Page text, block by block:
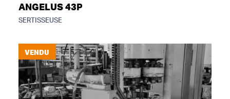
ANGELUS 43P
SERTISSEUSE
VENDU